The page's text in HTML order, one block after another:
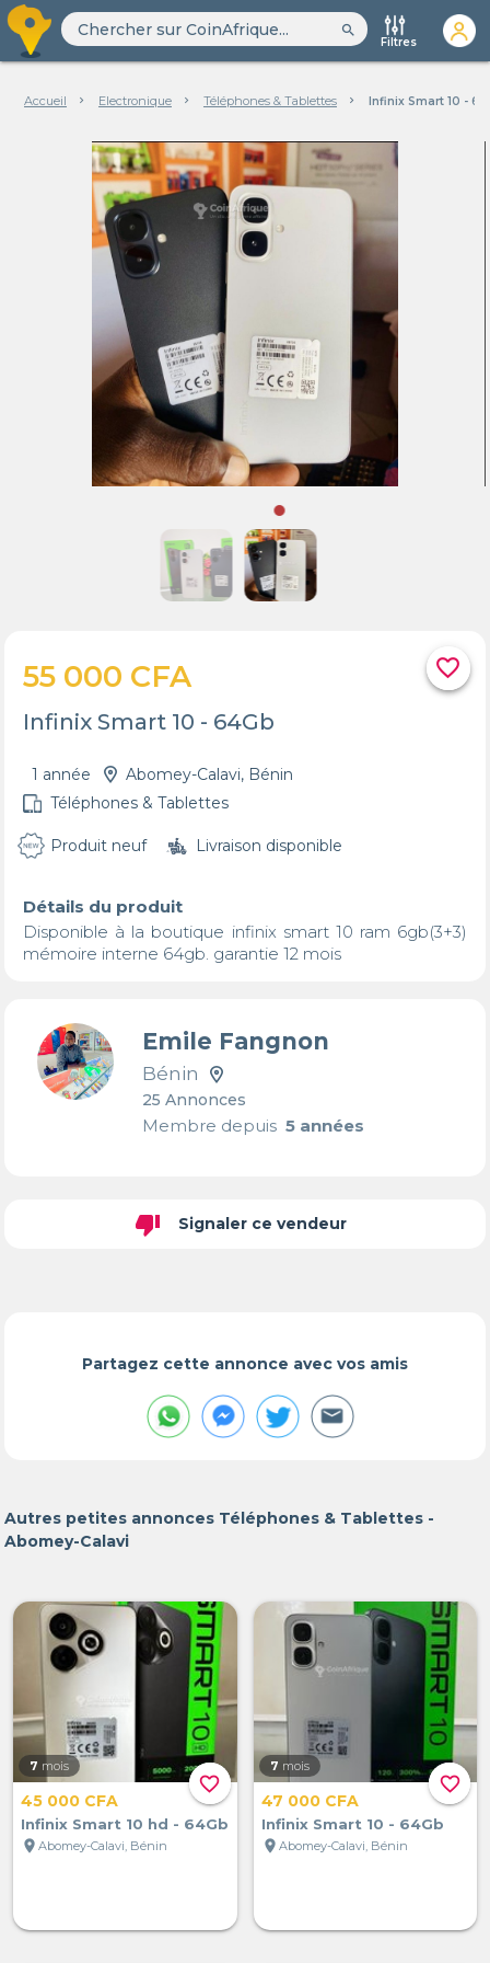
search
Filtres
Accueil Electronique Téléphones & Tablettes Infinix Smart 10 -
favorite_border
55 000 CFA
Infinix Smart 10 - 64Gb
1 année
Abomey-Calavi, Bénin
Téléphones & Tablettes
Produit neuf Livraison disponible
Détails du produit
Disponible à la boutique infinix smart 10 ram 6gb(3+3)
mémoire interne 64gb. garantie 12 mois
Emile Fangnon
Bénin
25 Annonces
Membre depuis5 années
thumb_down Signaler ce vendeur
Partagez cette annonce avec vos amis
Autres petites annonces Téléphones & Tablettes -
Abomey-Calavi
favorite_border
7 mois
45 000 CFA
Infinix Smart 10 hd - 64Gb
location_on Abomey-Calavi, Bénin
favorite_border
7 mois
47 000 CFA
Infinix Smart 10 - 64Gb
location_on Abomey-Calavi, Bénin